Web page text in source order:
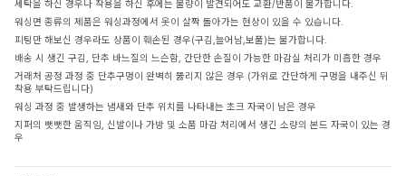
세탁을 하신 경우나 착용을 하신 후에는 불량이 발견되어도 교환/반품이 불가합니다.
워싱면 종류의 제품은 워싱과정에서 옷이 살짝 돌아가는 현상이 있을 수 있습니다.
피팅만 해보신 경우라도 상품이 훼손된 경우(구김,늘어남,보풀)는 불가합니다.
배송 시 생긴 구김, 단추 바느질의 느슨함, 간단한 손질이 가능한 마감실 처리가 미흡한 경우
거래처 공정 과정 중 단추구멍이 완벽히 뚫리지 않은 경우 (가위로 간단하게 구멍을 내주신 뒤
착용 부탁드립니다)
워싱 과정 중 발생하는 냄새와 단추 위치를 나타내는 초크 자국이 남은 경우
지퍼의 뻣뻣한 움직임, 신발이나 가방 및 소품 마감 처리에서 생긴 소량의 본드 자국이 있는 경
우